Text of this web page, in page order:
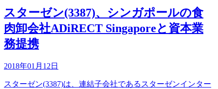
スターゼン(3387)、シンガポールの食
肉卸会社ADiRECT Singaporeと資本業
務提携
2018年01月12日
スターゼン(3387)は、連結子会社であるスターゼンインター